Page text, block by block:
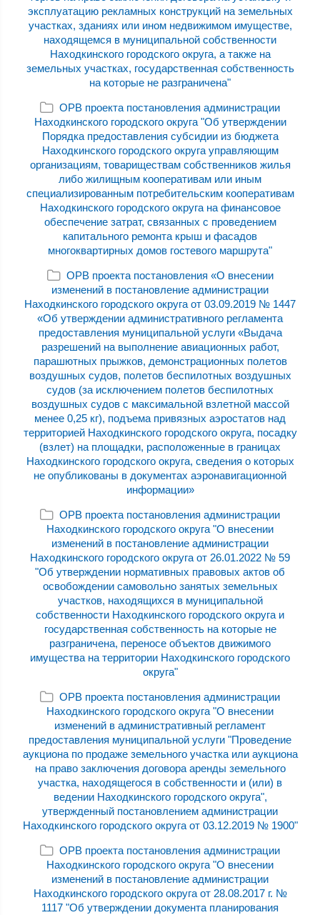
эксплуатацию рекламных конструкций на земельных
участках, зданиях или ином недвижимом имуществе,
находящемся в муниципальной собственности
Находкинского городского округа, а также на
земельных участках, государственная собственность
на которые не разграничена"
ОРВ проекта постановления администрации
Находкинского городского округа "Об утверждении
Порядка предоставления субсидии из бюджета
Находкинского городского округа управляющим
организациям, товариществам собственников жилья
либо жилищным кооперативам или иным
специализированным потребительским кооперативам
Находкинского городского округа на финансовое
обеспечение затрат, связанных с проведением
капитального ремонта крыш и фасадов
многоквартирных домов гостевого маршрута"
ОРВ проекта постановления «О внесении
изменений в постановление администрации
Находкинского городского округа от 03.09.2019 № 1447
«Об утверждении административного регламента
предоставления муниципальной услуги «Выдача
разрешений на выполнение авиационных работ,
парашютных прыжков, демонстрационных полетов
воздушных судов, полетов беспилотных воздушных
судов (за исключением полетов беспилотных
воздушных судов с максимальной взлетной массой
менее 0,25 кг), подъема привязных аэростатов над
территорией Находкинского городского округа, посадку
(взлет) на площадки, расположенные в границах
Находкинского городского округа, сведения о которых
не опубликованы в документах аэронавигационной
информации»
ОРВ проекта постановления администрации
Находкинского городского округа "О внесении
изменений в постановление администрации
Находкинского городского округа от 26.01.2022 № 59
"Об утверждении нормативных правовых актов об
освобождении самовольно занятых земельных
участков, находящихся в муниципальной
собственности Находкинского городского округа и
государственная собственность на которые не
разграничена, переносе объектов движимого
имущества на территории Находкинского городского
округа"
ОРВ проекта постановления администрации
Находкинского городского округа "О внесении
изменений в административный регламент
предоставления муниципальной услуги "Проведение
аукциона по продаже земельного участка или аукциона
на право заключения договора аренды земельного
участка, находящегося в собственности и (или) в
ведении Находкинского городского округа",
утвержденный постановлением администрации
Находкинского городского округа от 03.12.2019 № 1900"
ОРВ проекта постановления администрации
Находкинского городского округа "О внесении
изменений в постановление администрации
Находкинского городского округа от 28.08.2017 г. №
1117 "Об утверждении документа планирования